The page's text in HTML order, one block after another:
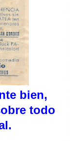
bien,
e todo
.